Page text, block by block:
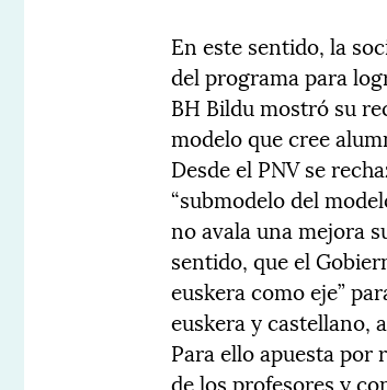
En este sentido, la
del programa para
BH Bildu mostró su
modelo que cree
Desde el PNV se
“submodelo del
no avala una mejora
sentido, que el
euskera como eje”
euskera y castellano,
Para ello apuesta por
de los profesores y